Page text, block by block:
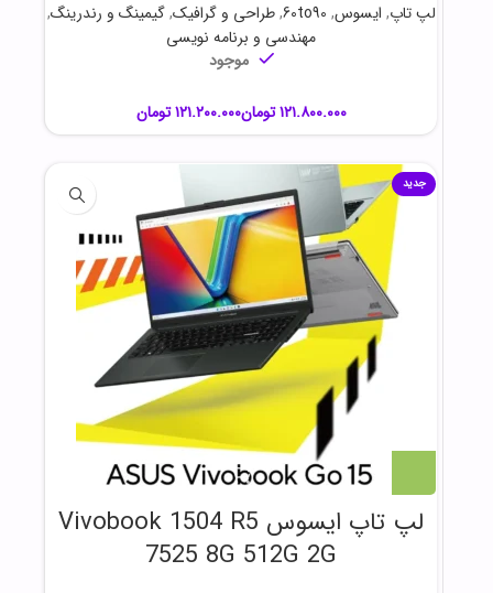
لپ تاپ, ایسوس,
60to90
,طراحی و گرافیک,گیمینگ و رندرینگ,
مهندسی و برنامه نویسی
موجود
تومان تومان
جدید
لپ تاپ ایسوس Vivobook 1504 R5
7525 8G 512G 2G